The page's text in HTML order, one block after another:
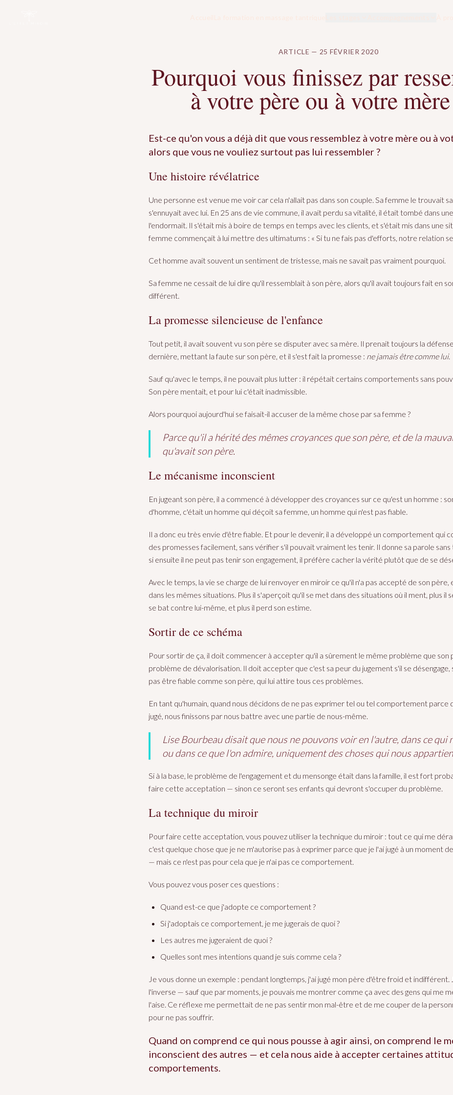
ARTICLE — 25 FÉVRIER 2020
Pourquoi vous finissez par
à votre père ou à votre
Est-ce qu'on vous a déjà dit que vous ressemblez à votre mère ou à
alors que vous ne vouliez surtout pas lui ressembler ?
Une histoire révélatrice
Une personne est venue me voir car cela n'allait pas dans son couple. Sa femme le trouvait
s'ennuyait avec lui. En 25 ans de vie commune, il avait perdu sa vitalité, il était tombé dans
l'endormait. Il s'était mis à boire de temps en temps avec les clients, et s'était mis dans une
femme commençait à lui mettre des ultimatums : « Si tu ne fais pas d'efforts, notre relation
Cet homme avait souvent un sentiment de tristesse, mais ne savait pas vraiment pourquoi.
Sa femme ne cessait de lui dire qu'il ressemblait à son père, alors qu'il avait toujours fait en
différent.
La promesse silencieuse de l'enfance
Tout petit, il avait souvent vu son père se disputer avec sa mère. Il prenait toujours la
dernière, mettant la faute sur son père, et il s'est fait la promesse : ne jamais être comme lui.
Sauf qu'avec le temps, il ne pouvait plus lutter : il répétait certains comportements sans
Son père mentait, et pour lui c'était inadmissible.
Alors pourquoi aujourd'hui se faisait-il accuser de la même chose par sa femme ?
Parce qu'il a hérité des mêmes croyances que son père, et de la
qu'avait son père.
Le mécanisme inconscient
En jugeant son père, il a commencé à développer des croyances sur ce qu'est un homme :
d'homme, c'était un homme qui déçoit sa femme, un homme qui n'est pas fiable.
Il a donc eu très envie d'être fiable. Et pour le devenir, il a développé un comportement qui
des promesses facilement, sans vérifier s'il pouvait vraiment les tenir. Il donne sa parole
si ensuite il ne peut pas tenir son engagement, il préfère cacher la vérité plutôt que de se
Avec le temps, la vie se charge de lui renvoyer en miroir ce qu'il n'a pas accepté de son
dans les mêmes situations. Plus il s'aperçoit qu'il se met dans des situations où il ment, plus il
se bat contre lui-même, et plus il perd son estime.
Sortir de ce schéma
Pour sortir de ça, il doit commencer à accepter qu'il a sûrement le même problème que son
problème de dévalorisation. Il doit accepter que c'est sa peur du jugement s'il se désengage,
pas être fiable comme son père, qui lui attire tous ces problèmes.
En tant qu'humain, quand nous décidons de ne pas exprimer tel ou tel comportement parce
jugé, nous finissons par nous battre avec une partie de nous-même.
Lise Bourbeau disait que nous ne pouvons voir en l'autre, dans ce qui
ou dans ce que l'on admire, uniquement des choses qui nous
Si à la base, le problème de l'engagement et du mensonge était dans la famille, il est fort
faire cette acceptation — sinon ce seront ses enfants qui devront s'occuper du problème.
La technique du miroir
Pour faire cette acceptation, vous pouvez utiliser la technique du miroir : tout ce qui me
c'est quelque chose que je ne m'autorise pas à exprimer parce que je l'ai jugé à un moment
— mais ce n'est pas pour cela que je n'ai pas ce comportement.
Vous pouvez vous poser ces questions :
Quand est-ce que j'adopte ce comportement ?
Si j'adoptais ce comportement, je me jugerais de quoi ?
Les autres me jugeraient de quoi ?
Quelles sont mes intentions quand je suis comme cela ?
Je vous donne un exemple : pendant longtemps, j'ai jugé mon père d'être froid et indifférent.
l'inverse — sauf que par moments, je pouvais me montrer comme ça avec des gens qui me
l'aise. Ce réflexe me permettait de ne pas sentir mon mal-être et de me couper de la
pour ne pas souffrir.
Quand on comprend ce qui nous pousse à agir ainsi, on comprend le
inconscient des autres — et cela nous aide à accepter certaines
comportements.